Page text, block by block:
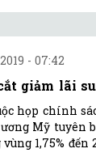
- 07:42
giảm lãi
họp chính
Mỹ tuyên
1,75% đến